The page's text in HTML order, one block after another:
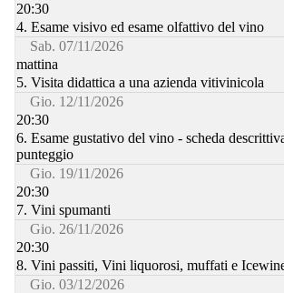
20:30
4. Esame visivo ed esame olfattivo del vino
Sab. 07/11/2026
mattina
5. Visita didattica a una azienda vitivinicola
Gio. 12/11/2026
20:30
6. Esame gustativo del vino - scheda
punteggio
Gio. 19/11/2026
20:30
7. Vini spumanti
Gio. 26/11/2026
20:30
8. Vini passiti, Vini liquorosi, muffati e
Gio. 03/12/2026